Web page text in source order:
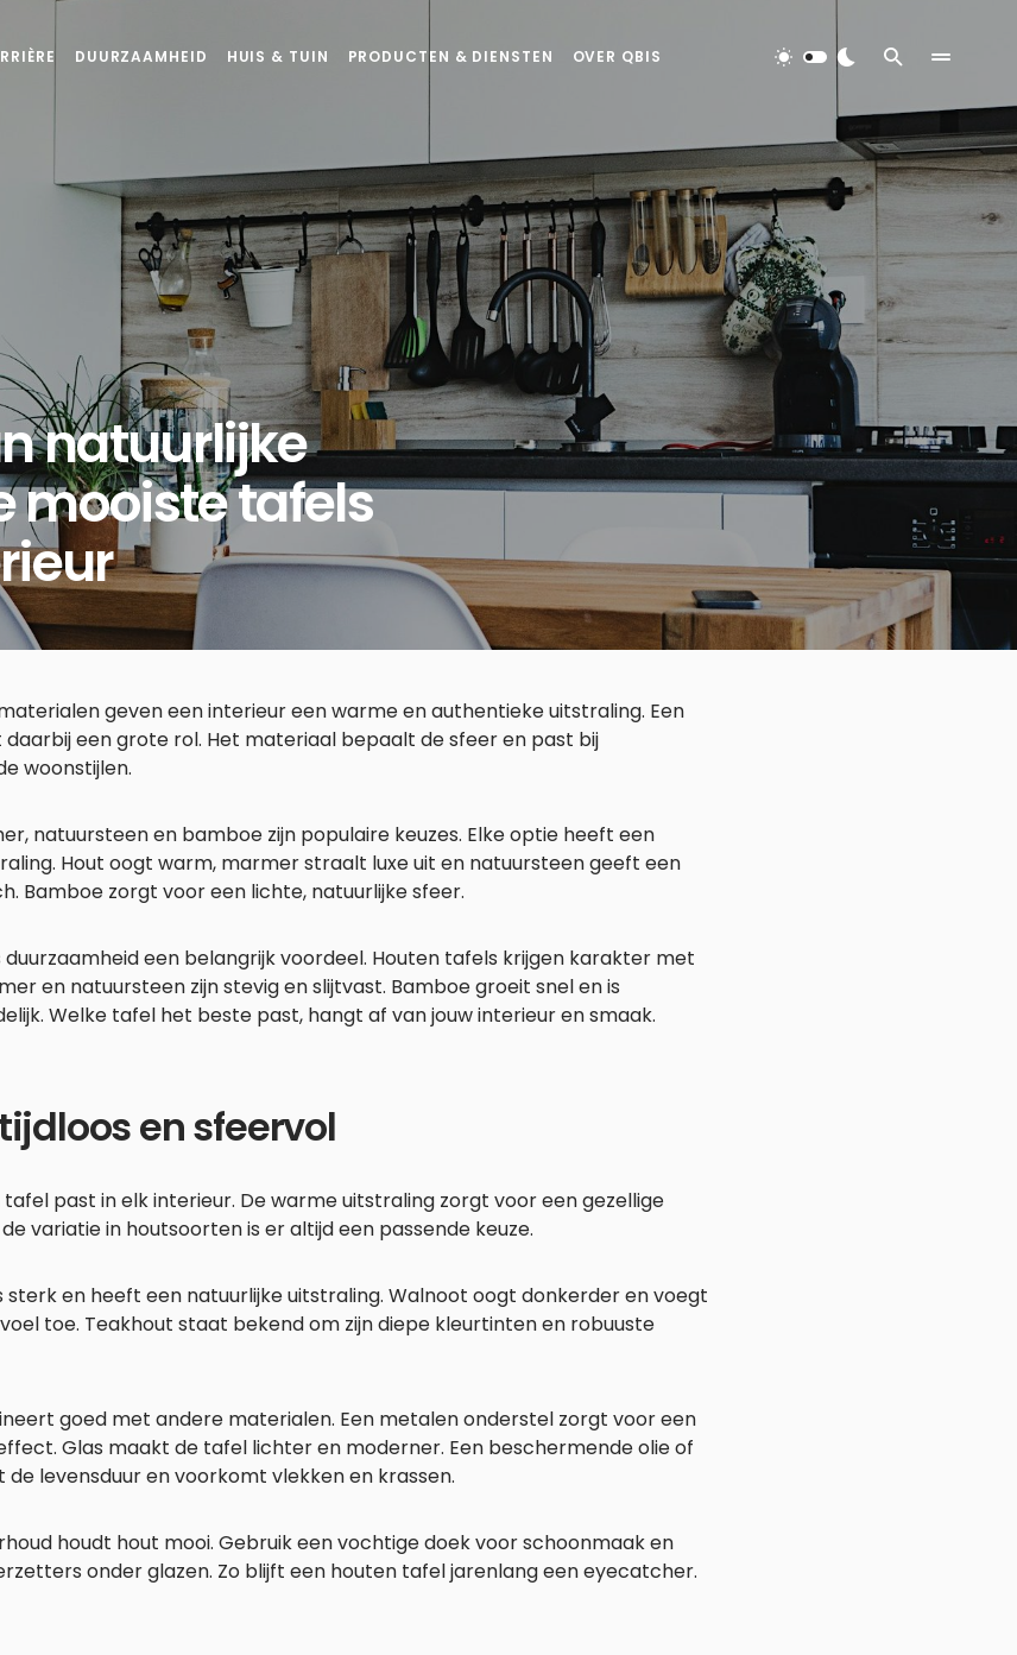
DUURZAAMHEID HUIS & TUIN PRODUCTEN & DIENSTEN OVER QBIS
natuurlijke
mooiste tafels
geven een interieur een warme en authentieke uitstraling. Een
een grote rol. Het materiaal bepaalt de sfeer en past bij
woonstijlen.
natuursteen en bamboe zijn populaire keuzes. Elke optie heeft een
Hout oogt warm, marmer straalt luxe uit en natuursteen geeft een
Bamboe zorgt voor een lichte, natuurlijke sfeer.
duurzaamheid een belangrijk voordeel. Houten tafels krijgen karakter met
en natuursteen zijn stevig en slijtvast. Bamboe groeit snel en is
Welke tafel het beste past, hangt af van jouw interieur en smaak.
en sfeervol
tafel past in elk interieur. De warme uitstraling zorgt voor een gezellige
variatie in houtsoorten is er altijd een passende keuze.
sterk en heeft een natuurlijke uitstraling. Walnoot oogt donkerder en voegt
toe. Teakhout staat bekend om zijn diepe kleurtinten en robuuste
goed met andere materialen. Een metalen onderstel zorgt voor een
Glas maakt de tafel lichter en moderner. Een beschermende olie of
de levensduur en voorkomt vlekken en krassen.
houdt hout mooi. Gebruik een vochtige doek voor schoonmaak en
onder glazen. Zo blijft een houten tafel jarenlang een eyecatcher.